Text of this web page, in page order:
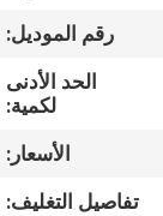
جولة
المعمل
رقم الموديل:
الحد الأدنى
لكمية:
الأسعار:
تفاصيل التغليف: